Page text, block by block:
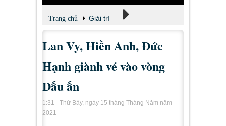
Trang chủ Giải trí
Xem - Nghe - Đọc
Lan Vy, Hiền Anh, Đức
Hạnh giành vé vào vòng
Dấu ấn
1:31 - Thứ Bảy, ngày 15 tháng Tháng Năm năm
2021